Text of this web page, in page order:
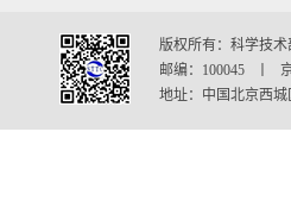
版权所有：科学技
邮编：100045 丨
地址：中国北京西